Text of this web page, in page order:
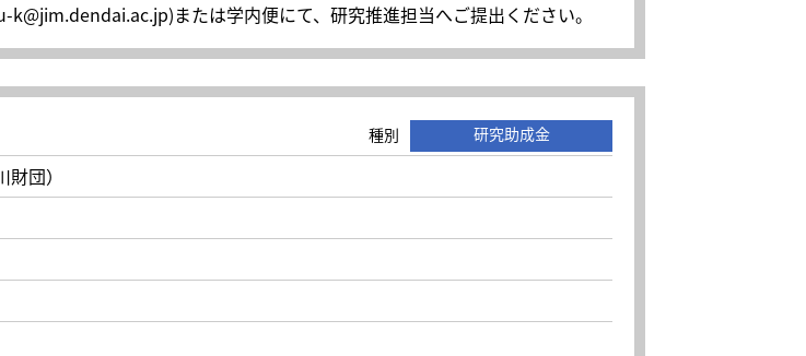
または学内便にて、研究推進担当へご提出ください。
種別
研究助成金
団）